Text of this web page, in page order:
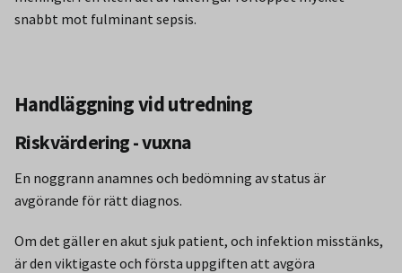
snabbt mot fulminant sepsis.
Handläggning vid utredning
Riskvärdering - vuxna
En noggrann anamnes och bedömning av status är
avgörande för rätt diagnos.
Om det gäller en akut sjuk patient, och infektion misstänks,
är den viktigaste och första uppgiften att avgöra